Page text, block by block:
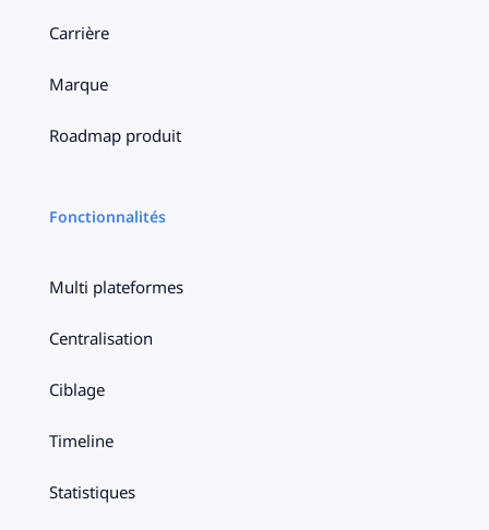
Carrière
Marque
Roadmap produit
Fonctionnalités
Multi plateformes
Centralisation
Ciblage
Timeline
Statistiques